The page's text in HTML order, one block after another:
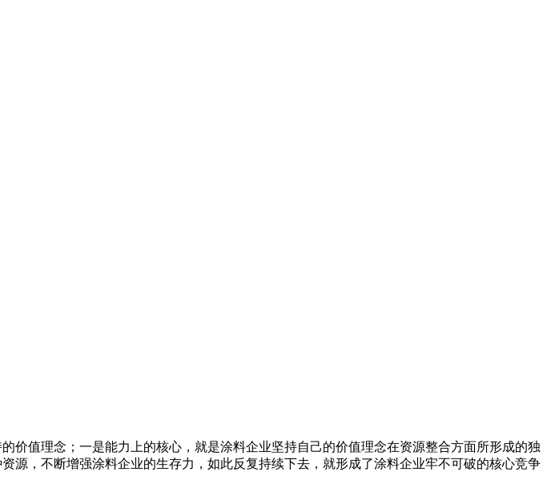
值理念；一是能力上的核心，就是涂料企业坚持自己的价值理念在资源整合方面所形成的独
源，不断增强涂料企业的生存力，如此反复持续下去，就形成了涂料企业牢不可破的核心竞争